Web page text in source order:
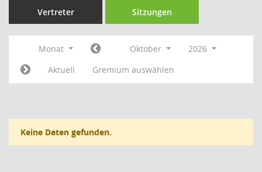
Vertreter Sitzungen
Monat Oktober
2026
Aktuell
Gremium auswählen
Keine Daten gefunden.